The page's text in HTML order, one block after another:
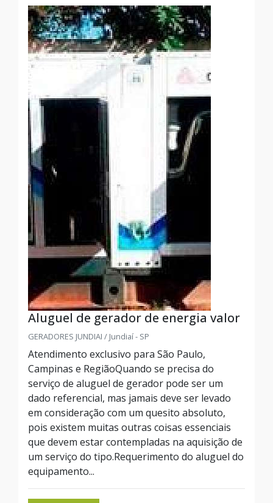
Aluguel de gerador de energia valor
GERADORES JUNDIAI / Jundiaí - SP
Atendimento exclusivo para São Paulo,
Campinas e RegiãoQuando se precisa do
serviço de aluguel de gerador pode ser um
dado referencial, mas jamais deve ser levado
em consideração com um quesito absoluto,
pois existem muitas outras coisas essenciais
que devem estar contempladas na aquisição de
um serviço do tipo.Requerimento do aluguel do
equipamento...